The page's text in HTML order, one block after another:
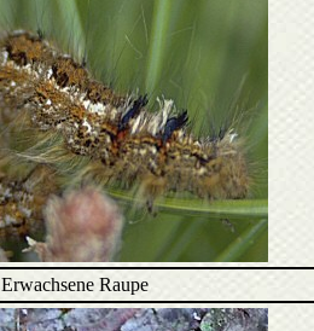
Erwachsene Raupe